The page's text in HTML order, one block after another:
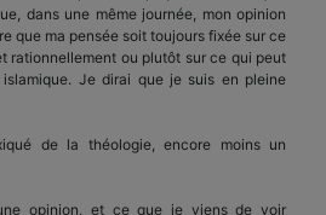
dans une même journée, mon opinion
que ma pensée soit toujours fixée sur ce
rationnellement ou plutôt sur ce qui peut
Je dirai que je suis en pleine
de la théologie, encore moins un
opinion, et ce que je viens de voir